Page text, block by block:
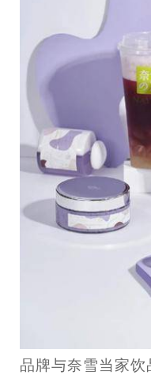
品牌与奈雪当家